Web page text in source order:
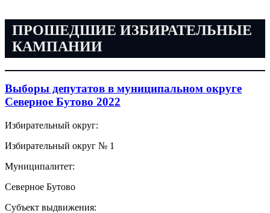
ПРОШЕДШИЕ ИЗБИРАТЕЛЬНЫЕ
КАМПАНИИ
Выборы депутатов в муниципальном округе
Северное Бутово 2022
Избирательный округ:
Избирательный округ № 1
Муниципалитет:
Северное Бутово
Субъект выдвижения: